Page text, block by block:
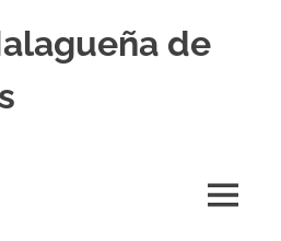
de
MENÚ